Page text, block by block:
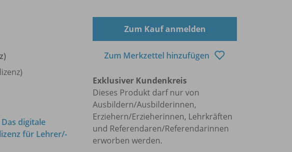
Das digitale
für Lehrer/-
Zum Kauf anmelden
Zum Merkzettel hinzufügen
Exklusiver Kundenkreis
Dieses Produkt darf nur von
Ausbildern/Ausbilderinnen,
Erziehern/Erzieherinnen, Lehrkräften
und Referendaren/Referendarinnen
erworben werden.